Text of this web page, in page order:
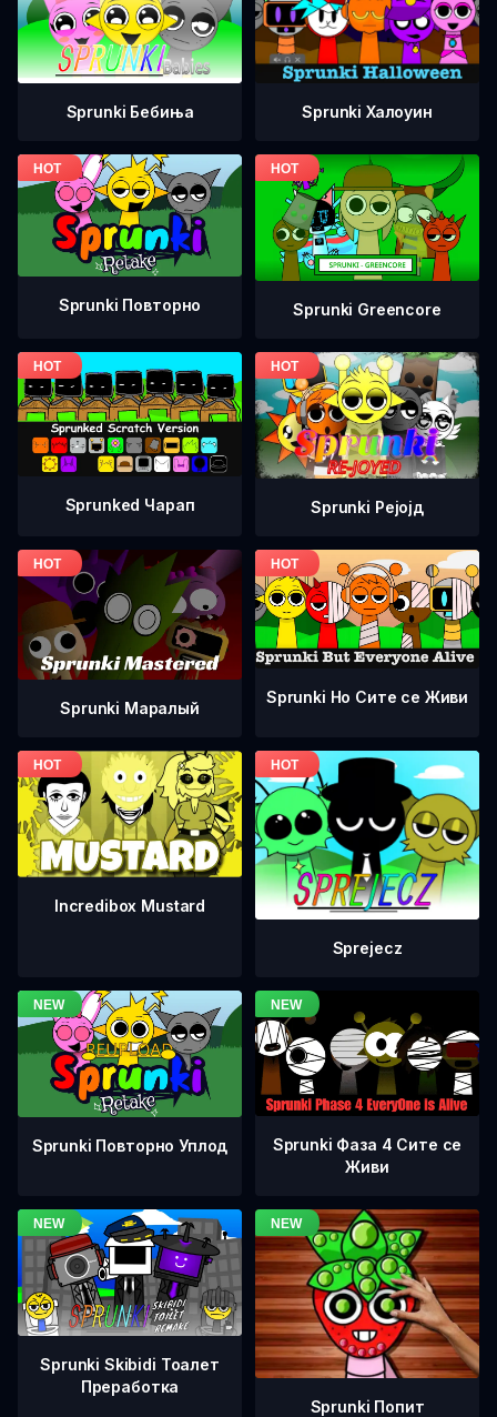
Sprunki Бебиња Sprunki Халоуин
Sprunki Повторно Sprunki Greencore
Sprunked Чарап Sprunki Рејојд
Sprunki Маралый
Sprunki Но Сите се Живи
Incredibox Mustard
Sprejecz
Sprunki Повторно Уплод
Sprunki Фаза 4 Сите се
Живи
Sprunki Skibidi Тоалет
Преработка
Sprunki Попит